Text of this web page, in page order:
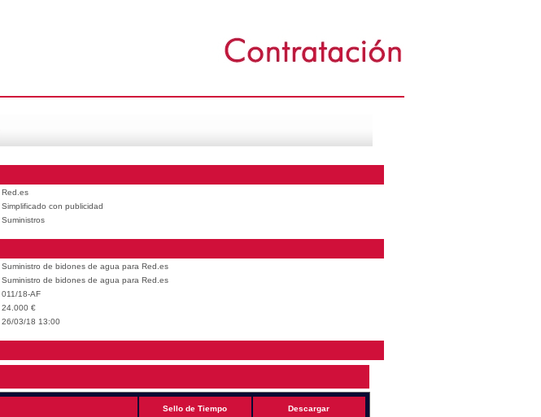
Red.es
Simplificado con publicidad
Suministros
Suministro de bidones de agua para Red.es
Suministro de bidones de agua para Red.es
011/18-AF
24.000 €
26/03/18 13:00
Sello de Tiempo Descargar